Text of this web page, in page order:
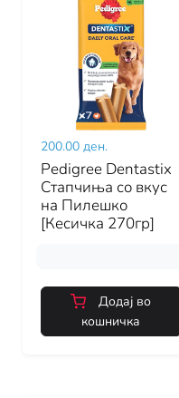
200.00 ден.
Pedigree Dentastix
Стапчиња со вкус
на Пилешко
[Кесичка 270гр]
Додај во
кошничка